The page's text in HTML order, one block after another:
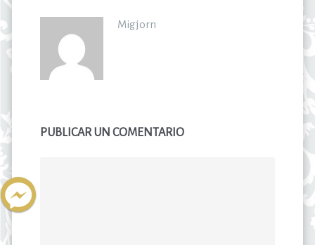
Migjorn
PUBLICAR UN COMENTARIO